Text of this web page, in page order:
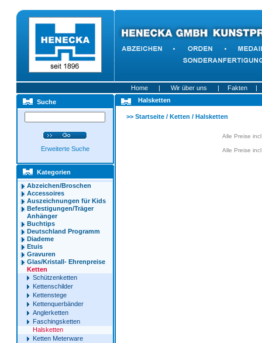
Home | Wir über uns | Fakten
|
Suche
Erweiterte Suche
Kategorien
Abzeichen/Broschen
Accessoires
Auszeichnungen für Kids
Befestigungen/Träger
Anhänger
Buchtips
Deutschland Programm
Diademe
Etuis
Gravuren
Glas/Kristall- Ehrenpreise
Ketten
Schützenketten
Kettenschilder
Kettenstege
Kettenquerbänder
Anglerketten
Faschingsketten
Halsketten
Ketten Meterware
Halsketten
>> Startseite/ Ketten / Halsketten
Alle Preise
Alle Preise